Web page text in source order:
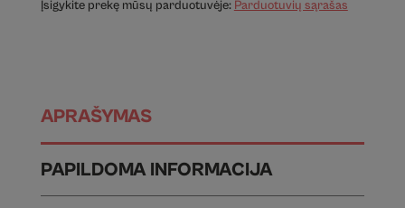
Įsigykite prekę mūsų parduotuvėje: Parduotuvių sąrašas
APRAŠYMAS
PAPILDOMA INFORMACIJA